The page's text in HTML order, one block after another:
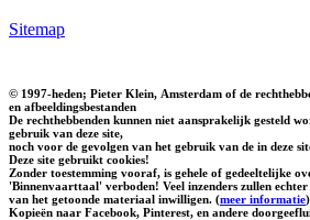
Sitemap
© 1997-heden; Pieter Klein, Amsterdam of de
en afbeeldingsbestanden
De rechthebbenden kunnen niet aansprakelijk gesteld
gebruik van deze site,
noch voor de gevolgen van het gebruik van de in deze
Deze site gebruikt cookies!
Zonder toestemming vooraf, is gehele of gedeeltelijke
'Binnenvaarttaal' verboden! Veel inzenders zullen
van het getoonde materiaal inwilligen. (meer informatie)
Kopieën naar Facebook, Pinterest, en andere